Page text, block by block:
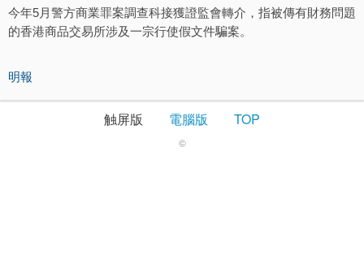
今年5月警方商業罪案調查科接獲證監會轉介，指被傳有財務問題
的香港商品交易所涉及一宗行使假文件騙案。
明報
触屏版 電腦版 TOP
©